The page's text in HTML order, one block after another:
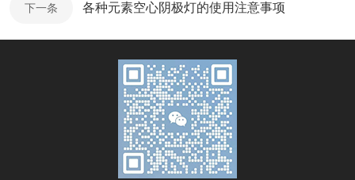
下一条 各种元素空心阴极灯的使用注意事项